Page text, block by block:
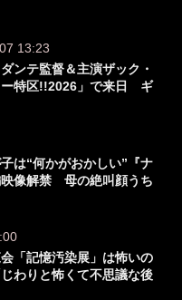
13:23
ンテ監督＆主演ザック・
ー特区!!2026」で来日 ギ
は“何かがおかしい”『ナ
像解禁 母の絶叫顔うち
「記憶汚染展」は怖いの
わりと怖くて不思議な後